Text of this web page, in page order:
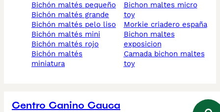
bichón maltés pequeño
bichón maltés grande
bichón maltés pelo liso
bichón maltés mini
bichón maltés rojo
bichón maltés
miniatura
bichon maltes micro
toy
morkie criadero españa
bichon maltes
exposicion
camada bichon maltes
toy
Centro Canino Cauca